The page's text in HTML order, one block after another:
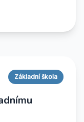
Základní škola